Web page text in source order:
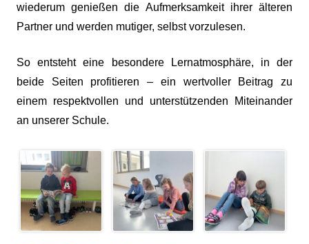
wiederum genießen die Aufmerksamkeit ihrer älteren
Partner und werden mutiger, selbst vorzulesen.
So entsteht eine besondere Lernatmosphäre, in der
beide Seiten profitieren – ein wertvoller Beitrag zu
einem respektvollen und unterstützenden Miteinander
an unserer Schule.